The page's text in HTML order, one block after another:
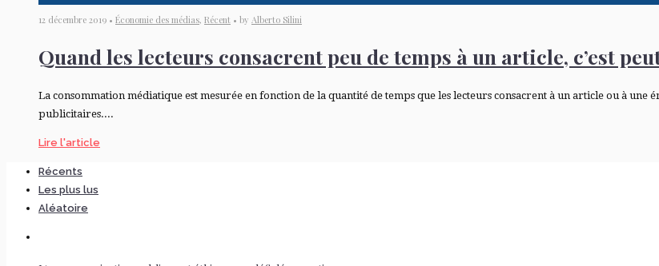
12 décembre 2019 • Économie des médias, Récent • by Alberto Silini
Quand les lecteurs consacrent peu de temps à un article, c’est
La consommation médiatique est mesurée en fonction de la quantité de temps que les lecteurs consacrent à un article ou à une
publicitaires....
Lire l'article
Récents
Les plus lus
Aléatoire